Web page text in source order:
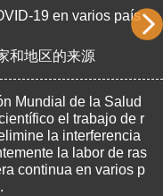
19 en varios país
和地区的来源
Mundial de la Salud
el trabajo de r
la interferencia
la labor de ras
continua en varios p